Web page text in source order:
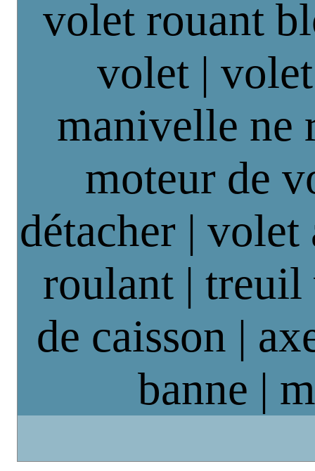
volet rouant
volet |
manivelle ne
moteur de
détacher | volet
roulant |
de caisson |
banne |